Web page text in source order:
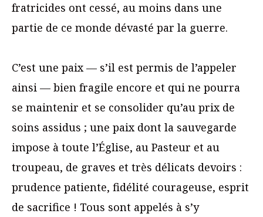
fratricides ont cessé, au moins dans une
partie de ce monde dévasté par la guerre.
C’est une paix — s’il est permis de l’appeler
ainsi — bien fragile encore et qui ne pourra
se maintenir et se consolider qu’au prix de
soins assidus ; une paix dont la sauvegarde
impose à toute l’Église, au Pasteur et au
troupeau, de graves et très délicats devoirs :
prudence patiente, fidélité courageuse, esprit
de sacrifice ! Tous sont appelés à s’y